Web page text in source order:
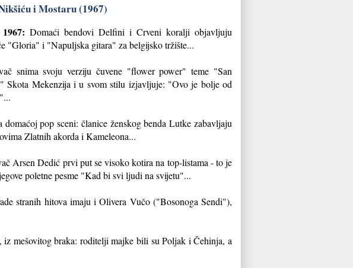
i Mostaru (1967)
Domaći bendovi Delfini i Crveni koralji objavljuju
"Gloria" i "Napuljska gitara" za belgijsko tržište...
snima svoju verziju čuvene "flower power" teme "San
Skota Mekenzija i u svom stilu izjavljuje: "Ovo je bolje od
domaćoj pop sceni: članice ženskog benda Lutke zabavljaju
Zlatnih akorda i Kameleona...
Arsen Dedić prvi put se visoko kotira na top-listama - to je
poletne pesme "Kad bi svi ljudi na svijetu"...
stranih hitova imaju i Olivera Vučo ("Bosonoga Sendi"),
mešovitog braka: roditelji majke bili su Poljak i Čehinja, a